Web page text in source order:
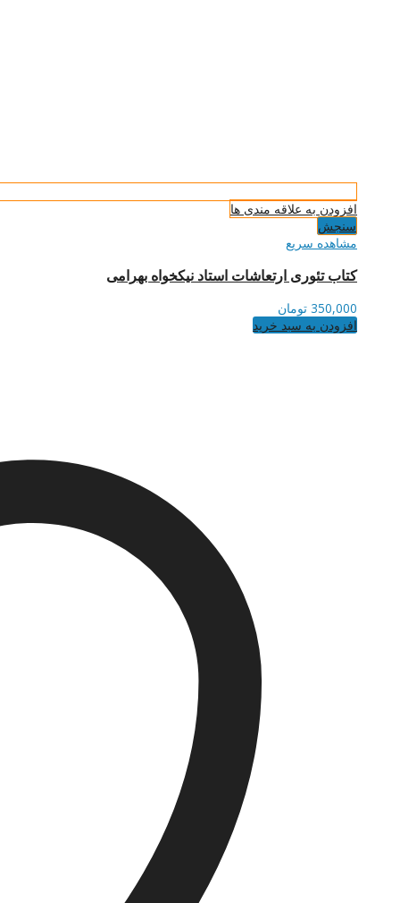
افزودن به علاقه مندی ها
سنجش
مشاهده سریع
کتاب تئوری ارتعاشات استاد نیکخواه بهرامی
350,000 تومان
افزودن به سبد خرید